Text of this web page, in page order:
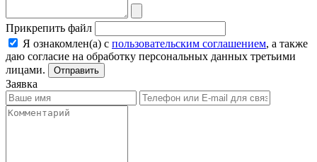
Прикрепить файл
Я ознакомлен(а) с пользовательским соглашением, а также
даю согласие на обработку персональных данных третьими
лицами.
Отправить
Заявка